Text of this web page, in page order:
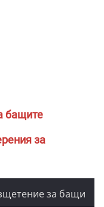
бащите
за
за бащи